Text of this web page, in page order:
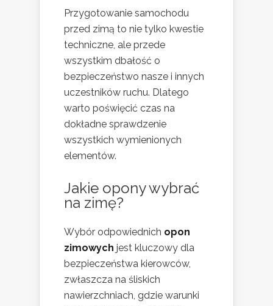
Przygotowanie samochodu
przed zimą to nie tylko kwestie
techniczne, ale przede
wszystkim dbałość o
bezpieczeństwo nasze i innych
uczestników ruchu. Dlatego
warto poświęcić czas na
dokładne sprawdzenie
wszystkich wymienionych
elementów.
Jakie opony wybrać
na zimę?
Wybór odpowiednich opon
zimowych jest kluczowy dla
bezpieczeństwa kierowców,
zwłaszcza na śliskich
nawierzchniach, gdzie warunki